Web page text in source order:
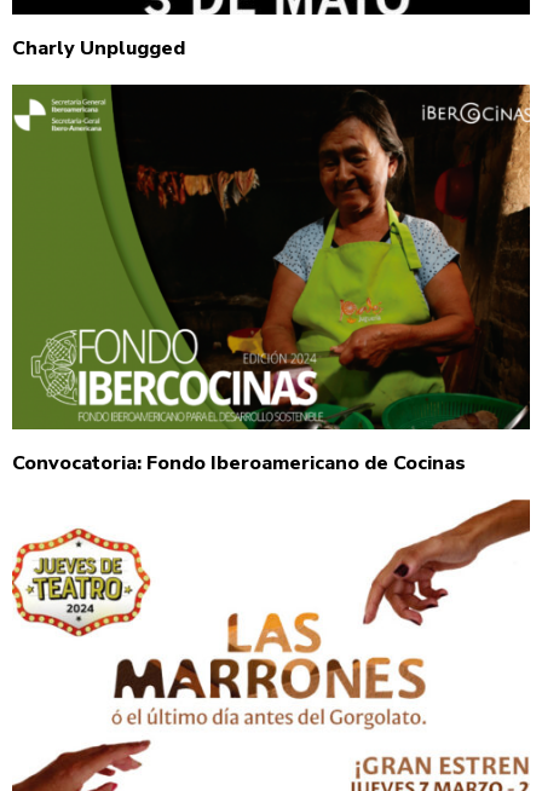
Charly Unplugged
Convocatoria: Fondo Iberoamericano de Cocinas